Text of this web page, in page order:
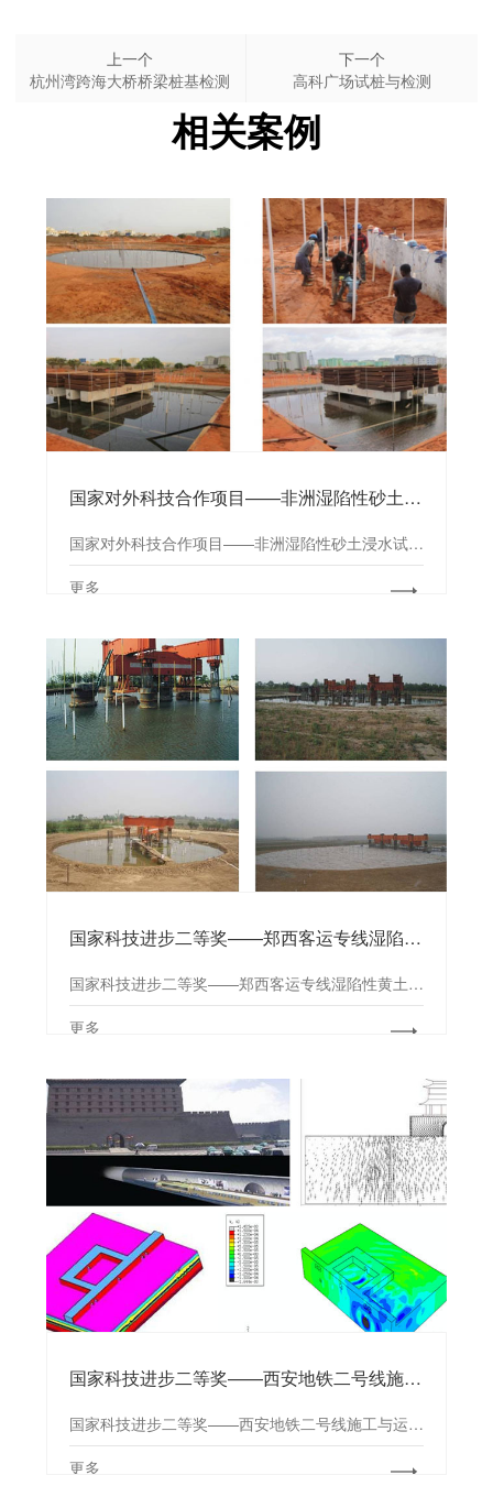
上一个
杭州湾跨海大桥桥梁桩基检测
下一个
高科广场试桩与检测
相关案例
国家对外科技合作项目——非洲湿陷性砂土浸水试验研究
国家对外科技合作项目——非洲湿陷性砂土浸水试验研究
更多
国家科技进步二等奖——郑西客运专线湿陷性黄土场地桩基浸水试验研究
国家科技进步二等奖——郑西客运专线湿陷性黄土场地桩基浸水试验研究
更多
国家科技进步二等奖——西安地铁二号线施工与运行对西安城墙、钟楼影响专题研究
国家科技进步二等奖——西安地铁二号线施工与运行对西安城墙、钟楼影响专题研究
更多